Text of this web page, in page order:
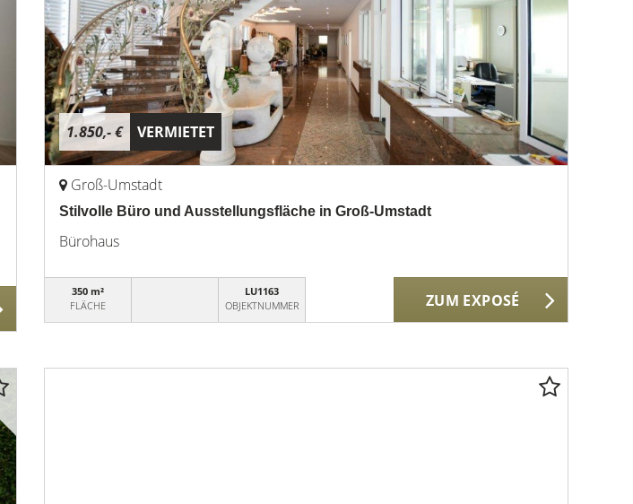
1.850,- € VERMIETET
Groß-Umstadt
Stilvolle Büro und Ausstellungsfläche in Groß-Umstadt
Bürohaus
350 m²
FLÄCHE
LU1163
OBJEKTNUMMER
ZUM EXPOSÉ